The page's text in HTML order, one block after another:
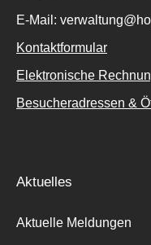
E-Mail:
Kontaktformular
Elektronische
Besucheradressen &
Aktuelles
Aktuelle Meldungen